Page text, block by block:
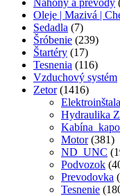
Náhony a prevody
Oleje | Mazivá |
Sedadla (7)
Šróbenie (239)
Štartéry (17)
Tesnenia (116)
Vzduchový systém
Zetor (1416)
Hydraulika
Motor (381)
ND_UNC
Podvozok
Prevodovka
Tesnenie